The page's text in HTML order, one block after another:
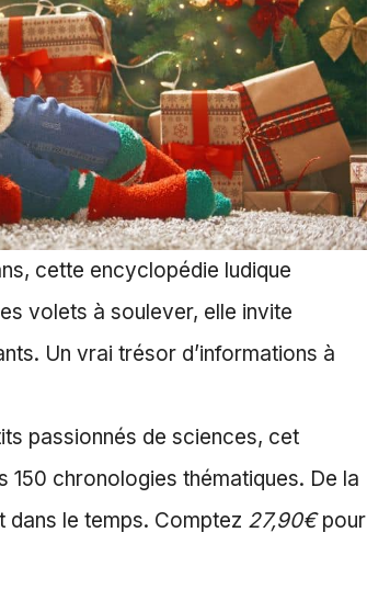
cette encyclopédie ludique
volets à soulever, elle invite
Un vrai trésor d’informations à
passionnés de sciences, cet
chronologies thématiques. De la
dans le temps. Comptez 27,90€pour